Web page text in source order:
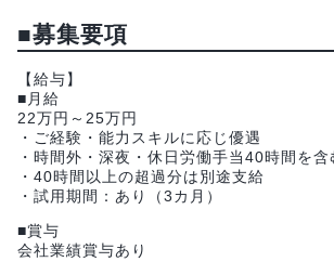
■募集要項
【給与】
■月給
22万円～25万円
・ご経験・能力スキルに応じ優遇
・時間外・深夜・休日労働手当40時間を含
・40時間以上の超過分は別途支給
・試用期間：あり（3カ月）
■賞与
会社業績賞与あり